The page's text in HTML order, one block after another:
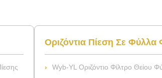
Οριζόντια Πίεση Σε Φύλλα
Wyb-YL Οριζόντιο Φίλτρο Θείου Φύλλων Liqid